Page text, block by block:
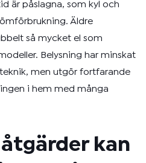
är påslagna, som kyl och
Äldre
så mycket el som
Belysning har minskat
men utgör fortfarande
i hem med många
kan